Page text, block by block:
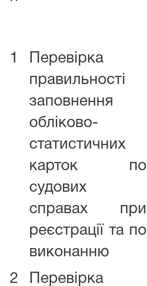
1
Перевірка
правильності
заповнення
обліково-
статистичних
карток по
судових
справах при
реєстрації та по
виконанню
2
Перевірка